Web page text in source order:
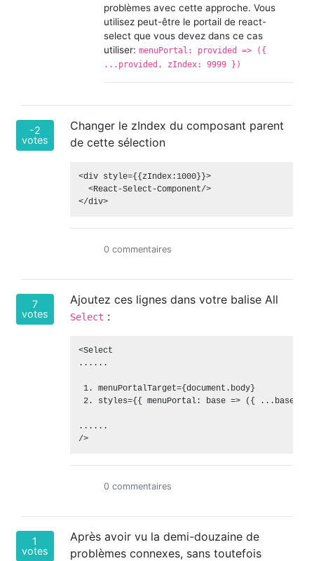
problèmes avec cette approche. Vous
utilisez peut-être le portail de react-
select que vous devez dans ce cas
utiliser: menuPortal: provided => ({
...provided, zIndex: 9999 })
-2
votes
Changer le zIndex du composant parent
de cette sélection
<div style={{zIndex:1000}}>
  <React-Select-Component/>
</div>
0 commentaires
7
votes
Ajoutez ces lignes dans votre balise All
Select :
<Select
......
1. menuPortalTarget={document.body}
2. styles={{ menuPortal: base => ({ ...base,
......
/>
0 commentaires
1
votes
Après avoir vu la demi-douzaine de
problèmes connexes, sans toutefois